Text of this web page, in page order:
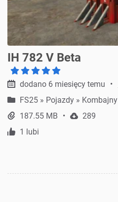
IH 782 V Beta
dodano 6 miesięcy temu
FS25 » Pojazdy » Kombajny
187.55 MB
289
1 lubi